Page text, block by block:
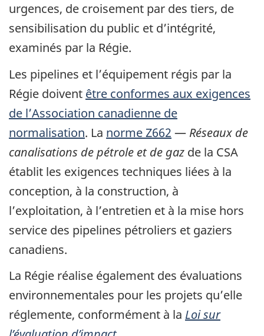
urgences, de croisement par des tiers, de
sensibilisation du public et d’intégrité,
examinés par la Régie.
Les pipelines et l’équipement régis par la
Régie doivent être conformes aux exigences
de l’Association canadienne de
normalisation. La norme Z662 — Réseaux de
canalisations de pétrole et de gaz de la CSA
établit les exigences techniques liées à la
conception, à la construction, à
l’exploitation, à l’entretien et à la mise hors
service des pipelines pétroliers et gaziers
canadiens.
La Régie réalise également des évaluations
environnementales pour les projets qu’elle
réglemente, conformément à la Loi sur